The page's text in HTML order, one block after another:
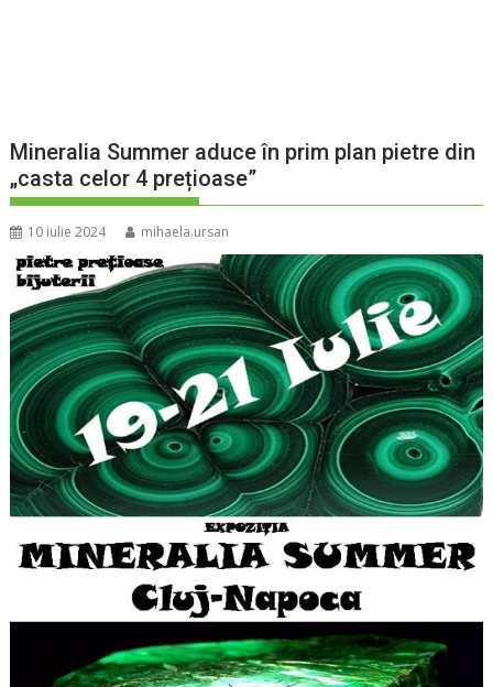
Mineralia Summer aduce în prim plan pietre din
„casta celor 4 prețioase”
10 iulie 2024 mihaela.ursan